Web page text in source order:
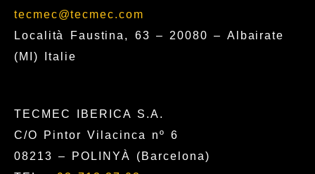
tecmec@tecmec.com
Località Faustina, 63 – 20080 – Albairate
(MI) Italie
TECMEC IBERICA S.A.
C/O Pintor Vilacinca nº 6
08213 – POLINYÀ (Barcelona)